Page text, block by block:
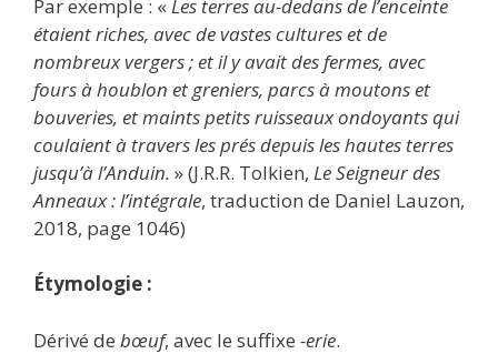
Par exemple : « Les terres au-dedans de l’enceinte
étaient riches, avec de vastes cultures et de
nombreux vergers ; et il y avait des fermes, avec
fours à houblon et greniers, parcs à moutons et
bouveries, et maints petits ruisseaux ondoyants qui
coulaient à travers les prés depuis les hautes terres
jusqu’à l’Anduin. » (J.R.R. Tolkien, Le Seigneur des
Anneaux : l’intégrale, traduction de Daniel Lauzon,
2018, page 1046)
Étymologie :
Dérivé de bœuf, avec le suffixe -erie.